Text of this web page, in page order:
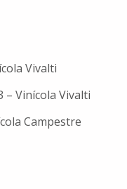
Vivalti
– Vinícola Vivalti
Campestre